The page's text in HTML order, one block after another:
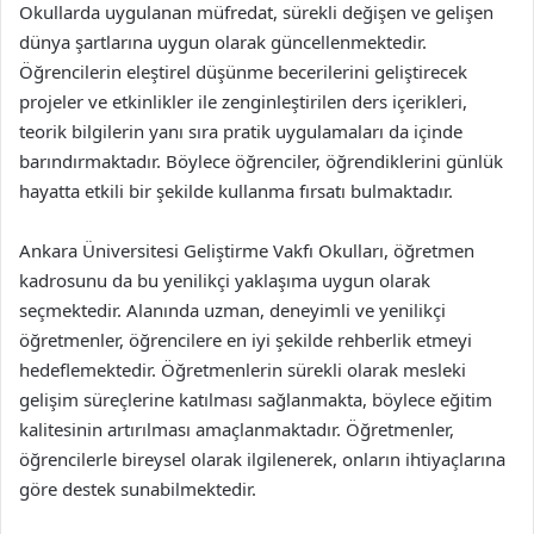
Okullarda uygulanan müfredat, sürekli değişen ve gelişen
dünya şartlarına uygun olarak güncellenmektedir.
Öğrencilerin eleştirel düşünme becerilerini geliştirecek
projeler ve etkinlikler ile zenginleştirilen ders içerikleri,
teorik bilgilerin yanı sıra pratik uygulamaları da içinde
barındırmaktadır. Böylece öğrenciler, öğrendiklerini günlük
hayatta etkili bir şekilde kullanma fırsatı bulmaktadır.
Ankara Üniversitesi Geliştirme Vakfı Okulları, öğretmen
kadrosunu da bu yenilikçi yaklaşıma uygun olarak
seçmektedir. Alanında uzman, deneyimli ve yenilikçi
öğretmenler, öğrencilere en iyi şekilde rehberlik etmeyi
hedeflemektedir. Öğretmenlerin sürekli olarak mesleki
gelişim süreçlerine katılması sağlanmakta, böylece eğitim
kalitesinin artırılması amaçlanmaktadır. Öğretmenler,
öğrencilerle bireysel olarak ilgilenerek, onların ihtiyaçlarına
göre destek sunabilmektedir.